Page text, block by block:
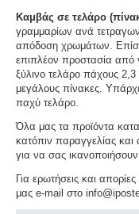
Καμβάς σε τελάρο
γραμμαρίων ανά
απόδοση χρωμάτων.
επιπλέον προστασία από
ξύλινο τελάρο πάχους 2,3
μεγάλους πίνακες.
παχύ τελάρο.
Όλα μας τα προϊόντα
κατόπιν παραγγελίας και
για να σας ικανοποιήσουν
Για ερωτήσεις και
μας e-mail στο